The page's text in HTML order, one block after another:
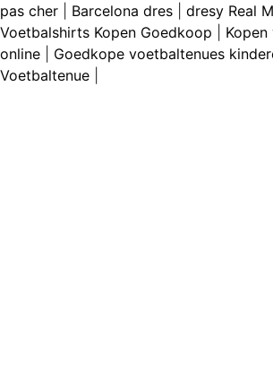
pas cher
Barcelona dres dresy Real
Voetbalshirts Kopen Goedkoop
online
Goedkope voetbaltenues
Voetbaltenue